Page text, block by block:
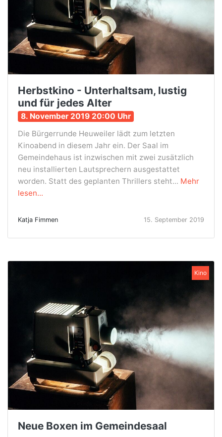
Herbstkino - Unterhaltsam, lustig
und für jedes Alter
8. November 2019 20:00 Uhr
Die Bürgerrunde Heuweiler lädt zum letzten
Kinoabend in diesem Jahr ein. Der Saal im
Gemeindehaus ist inzwischen mit zwei zusätzlich
neu installierten Lautsprechern ausgestattet
worden. Statt des geplanten Thrillers steht... Mehr
lesen...
Katja Fimmen 15. September 2019
Kino
Neue Boxen im Gemeindesaal